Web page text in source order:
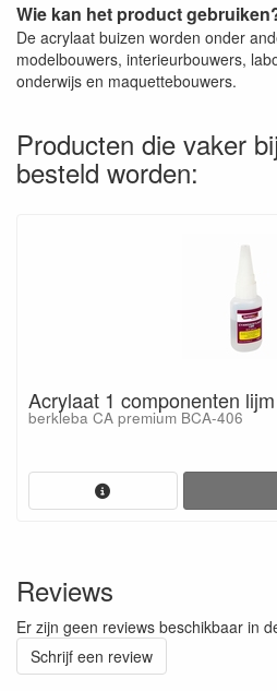
Wie kan het product
De acrylaat buizen worden onder
modelbouwers, interieurbouwers,
onderwijs en maquettebouwers.
Producten die vaker
besteld worden:
Acrylaat 1 componenten
berkleba CA premium BCA-406
Reviews
Er zijn geen reviews beschikbaar in
Schrijf een review